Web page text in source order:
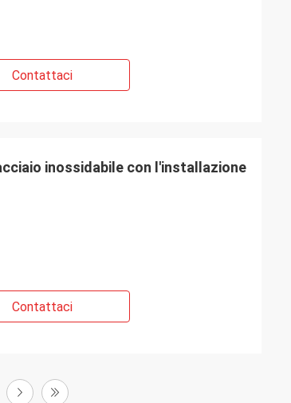
Contattaci
inossidabile con l'installazione
Contattaci